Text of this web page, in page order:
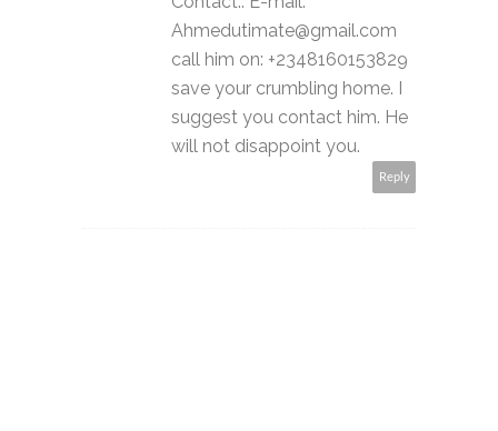
Ahmedutimate@gmail.com
call him on: +2348160153829
save your crumbling home. I
suggest you contact him. He
will not disappoint you.
Reply